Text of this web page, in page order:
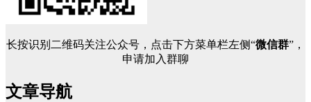
长按识别二维码关注公众号，点击下方菜单栏左侧“微信群”，
申请加入群聊
文章导航